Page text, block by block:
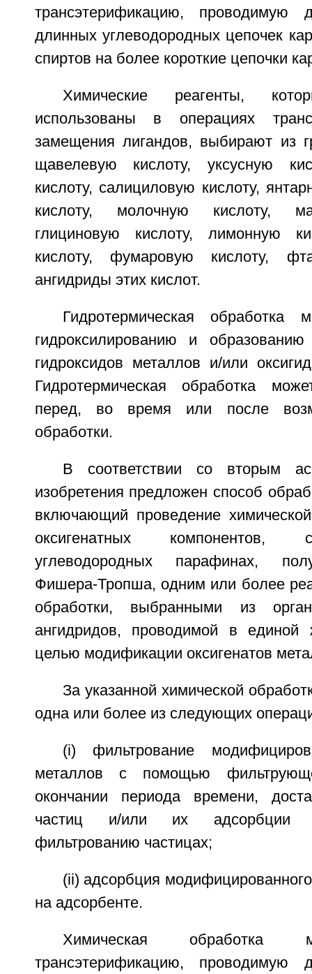
трансэтерификацию,
длинных углеводородных цепочек
спиртов на более короткие цепочки
Химические реагенты,
использованы в операциях
замещения лигандов, выбирают из
щавелевую кислоту, уксусную
кислоту, салициловую кислоту,
кислоту, молочную кислоту,
глициновую кислоту, лимонную
кислоту, фумаровую кислоту,
ангидриды этих кислот.
Гидротермическая обработка
гидроксилированию и
гидроксидов металлов и/или
Гидротермическая обработка
перед, во время или после
обработки.
В соответствии со вторым
изобретения предложен способ
включающий проведение
оксигенатных компонентов,
углеводородных парафинах,
Фишера-Тропша, одним или более
обработки, выбранными из
ангидридов, проводимой в единой
целью модификации оксигенатов
За указанной химической
одна или более из следующих
(i) фильтрование
металлов с помощью
окончании периода времени,
частиц и/или их адсорбции
фильтрованию частицах;
(ii) адсорбция
на адсорбенте.
Химическая обработка
трансэтерификацию,